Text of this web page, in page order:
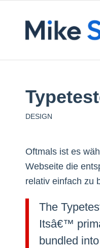
DESIGN
Oftmals ist es
Webseite die
relativ einfach zu
The
Itsâ€™
bundled